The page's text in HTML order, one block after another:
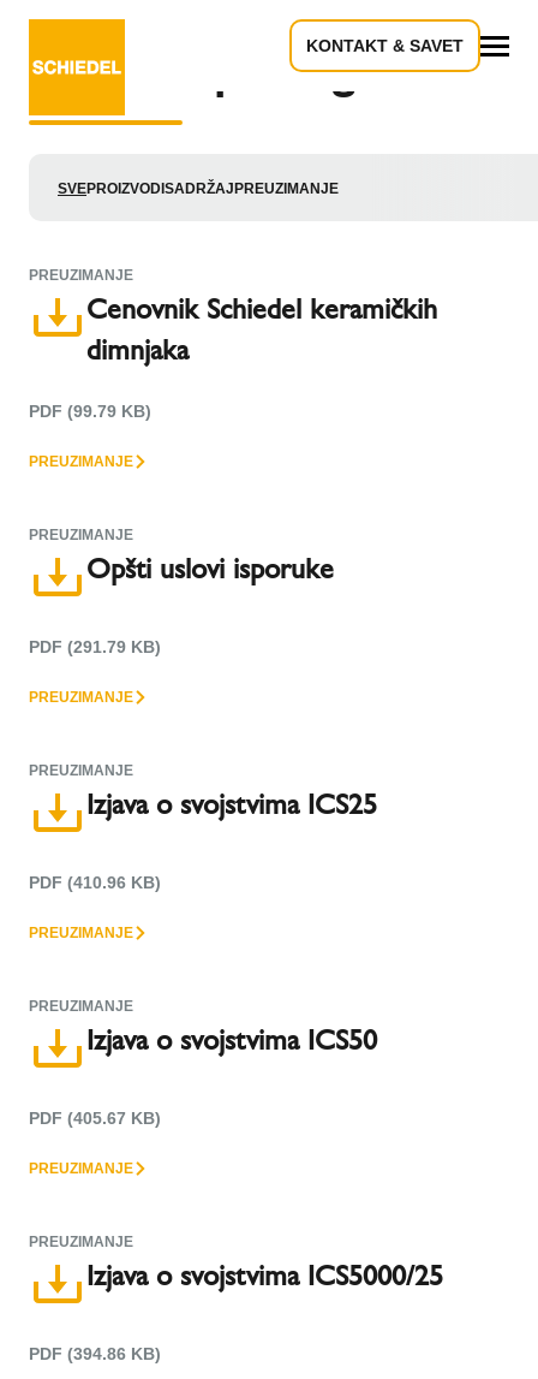
KONTAKT & SAVET
Rezultati pretrage do: “”
SVEPROIZVODI SADRŽAJ PREUZIMANJE
PREUZIMANJE
Cenovnik Schiedel keramičkih
dimnjaka
PDF (99.79 KB)
PREUZIMANJE
PREUZIMANJE
Opšti uslovi isporuke
PDF (291.79 KB)
PREUZIMANJE
PREUZIMANJE
Izjava o svojstvima ICS25
PDF (410.96 KB)
PREUZIMANJE
PREUZIMANJE
Izjava o svojstvima ICS50
PDF (405.67 KB)
PREUZIMANJE
PREUZIMANJE
Izjava o svojstvima ICS5000/25
PDF (394.86 KB)